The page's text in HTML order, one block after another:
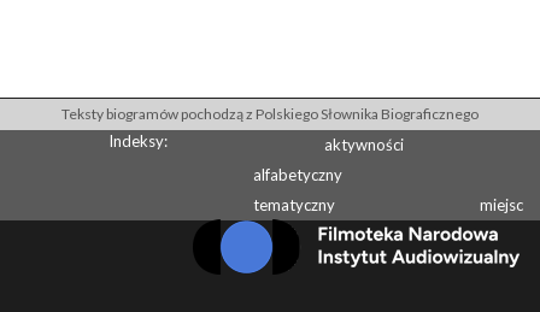
Teksty biogramów pochodzą z Polskiego Słownika Biograficznego
Indeksy:
aktywności
alfabetyczny
tematyczny
miejsc